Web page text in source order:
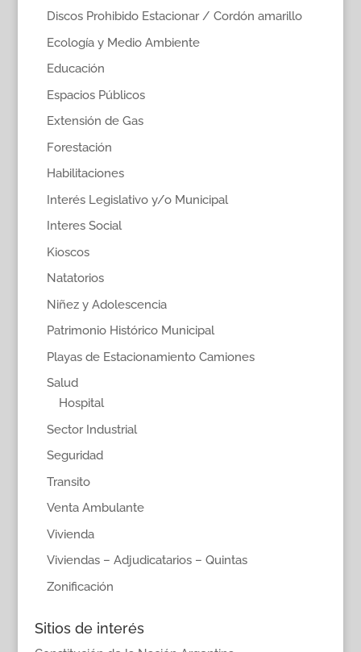
Discos Prohibido Estacionar / Cordón amarillo
Ecología y Medio Ambiente
Educación
Espacios Públicos
Extensión de Gas
Forestación
Habilitaciones
Interés Legislativo y/o Municipal
Interes Social
Kioscos
Natatorios
Niñez y Adolescencia
Patrimonio Histórico Municipal
Playas de Estacionamiento Camiones
Salud
Hospital
Sector Industrial
Seguridad
Transito
Venta Ambulante
Vivienda
Viviendas – Adjudicatarios – Quintas
Zonificación
Sitios de interés